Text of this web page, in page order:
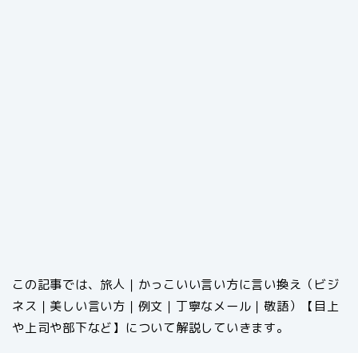
この記事では、旅人｜かっこいい言い方に言い換え（ビジ
ネス｜美しい言い方｜例文｜丁寧なメール｜敬語）【目上
や上司や部下など】について解説していきます。